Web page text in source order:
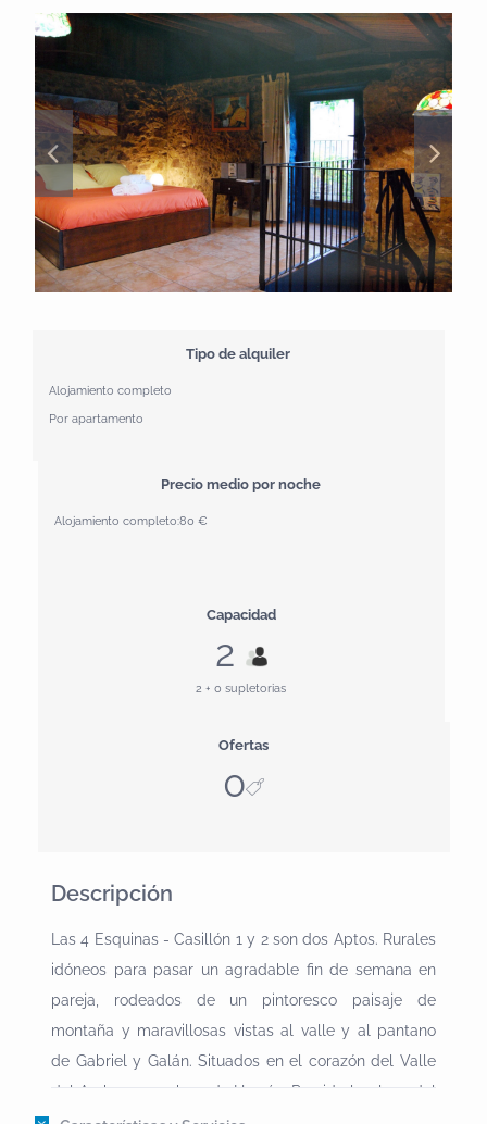
Tipo de alquiler
Alojamiento completo
Por apartamento
Precio medio por noche
Alojamiento completo:80 €
Capacidad
2
2 + 0 supletorias
Ofertas
0
Descripción
Las 4 Esquinas - Casillón 1 y 2 son dos Aptos. Rurales
idóneos para pasar un agradable fin de semana en
pareja, rodeados de un pintoresco paisaje de
montaña y maravillosas vistas al valle y al pantano
de Gabriel y Galán. Situados en el corazón del Valle
del Ambroz a 10 kms de Hervás. Preside la plaza del